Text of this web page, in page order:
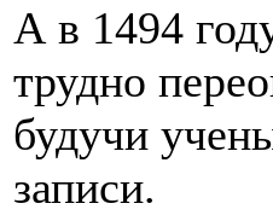
А в 1494
трудно
будучи
записи.